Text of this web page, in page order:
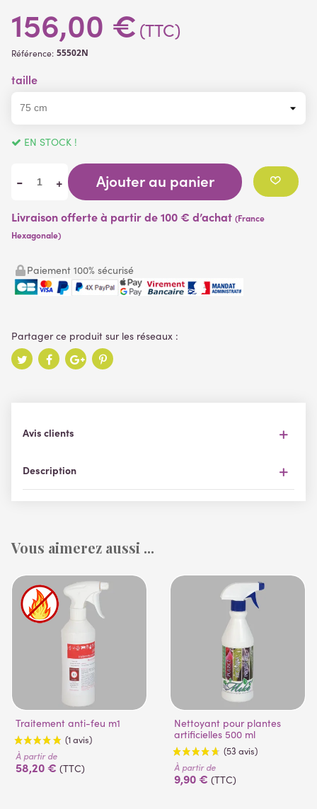
156,00 € (TTC)
Référence: 55502N
taille
EN STOCK !
- + Ajouter au panier
Livraison offerte à partir de 100 € d’achat (France
Hexagonale)
Paiement 100% sécurisé
Description
Avis clients
Vous aimerez aussi ...
Traitement anti-feu m1
À partir de
58,20 € (TTC)
Nettoyant pour plantes
artificielles 500 ml
À partir de
9,90 € (TTC)